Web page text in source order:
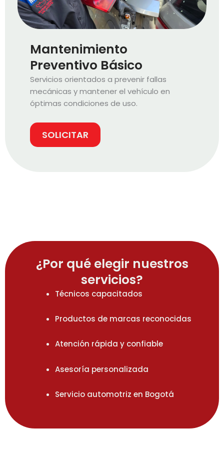
Mantenimiento
Preventivo Básico
Servicios orientados a prevenir fallas
mecánicas y mantener el vehículo en
óptimas condiciones de uso.
SOLICITAR
¿Por qué elegir nuestros
servicios?
Técnicos capacitados
Productos de marcas reconocidas
Atención rápida y confiable
Asesoría personalizada
Servicio automotriz en Bogotá